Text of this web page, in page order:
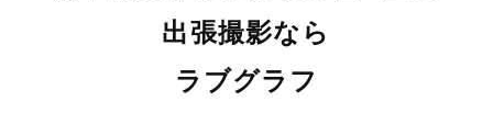
出張撮影なら
ラブグラフ